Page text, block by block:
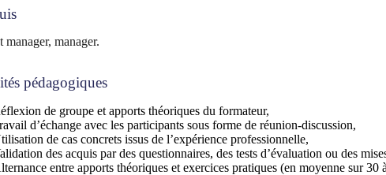
manager, manager.
pédagogiques
de groupe et apports théoriques du formateur,
d’échange avec les participants sous forme de réunion-discussion,
de cas concrets issus de l’expérience professionnelle,
des acquis par des questionnaires, des tests d’évaluation ou des
entre apports théoriques et exercices pratiques (en moyenne sur 30